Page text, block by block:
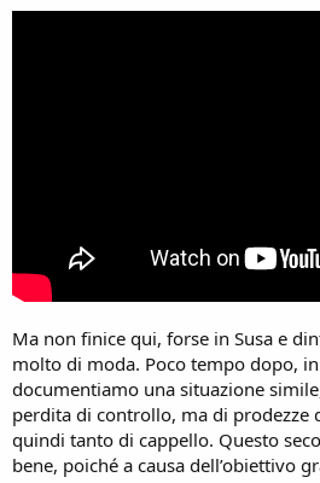
Ma non finice qui, forse in Susa e
molto di moda. Poco tempo dopo,
documentiamo una situazione
perdita di controllo, ma di prodezze
quindi tanto di cappello. Questo
bene, poiché a causa dell’obiettivo